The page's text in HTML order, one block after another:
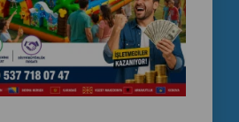
Park Projects Worldwide